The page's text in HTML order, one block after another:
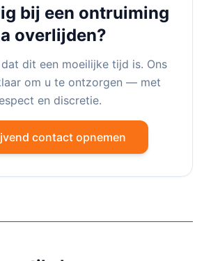
bij een ontruiming
overlijden?
dit een moeilijke tijd is. Ons
om u te ontzorgen — met
en discretie.
contact opnemen